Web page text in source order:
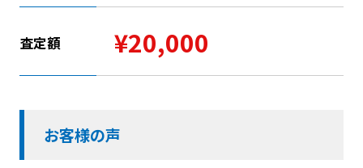
査定額 ¥20,000
お客様の声